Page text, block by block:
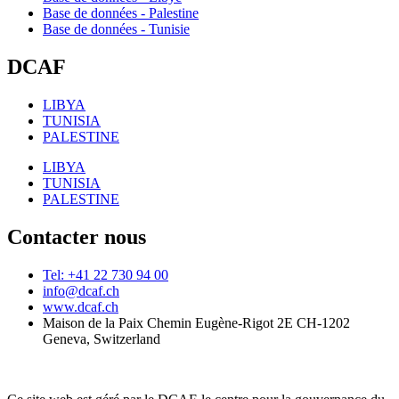
Base de données - Palestine
Base de données - Tunisie
DCAF
LIBYA
TUNISIA
PALESTINE
LIBYA
TUNISIA
PALESTINE
Contacter nous
Tel: +41 22 730 94 00
info@dcaf.ch
www.dcaf.ch
Maison de la Paix Chemin Eugène-Rigot 2E CH-1202
Geneva, Switzerland